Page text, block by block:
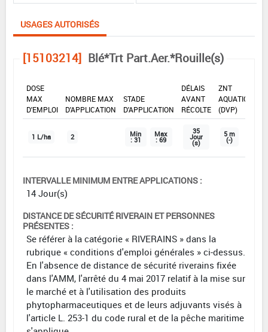
USAGES AUTORISÉS
[15103214] Blé*Trt Part.Aer.*Rouille(s)
DOSE
MAX
D'EMPLOI
NOMBRE MAX
D'APPLICATION
STADE
D'APPLICATION
DÉLAIS
AVANT
RÉCOLTE
ZNT
AQUATIQUE
(DVP)
1 L/ha 2 Min
: 31
Max
: 69
35
Jour
(s)
5 m
(-)
INTERVALLE MINIMUM ENTRE APPLICATIONS :
14 Jour(s)
DISTANCE DE SÉCURITÉ RIVERAIN ET PERSONNES
PRÉSENTES :
Se référer à la catégorie « RIVERAINS » dans la
rubrique « conditions d'emploi générales » ci-dessus.
En l'absence de distance de sécurité riverains fixée
dans l'AMM, l'arrêté du 4 mai 2017 relatif à la mise sur
le marché et à l'utilisation des produits
phytopharmaceutiques et de leurs adjuvants visés à
l'article L. 253-1 du code rural et de la pêche maritime